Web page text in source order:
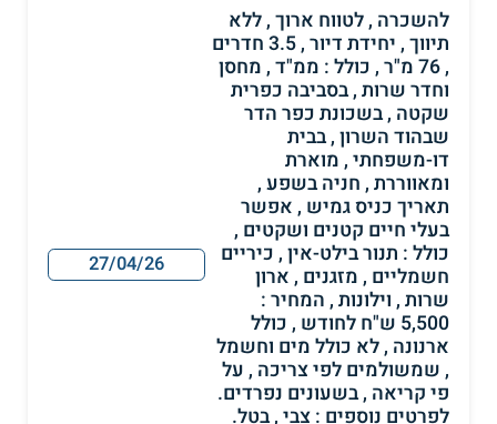
להשכרה , לטווח ארוך , ללא
תיווך , יחידת דיור , 3.5 חדרים
, 76 מ"ר , כולל : ממ"ד , מחסן
וחדר שרות , בסביבה כפרית
שקטה , בשכונת כפר הדר
שבהוד השרון , בבית
דו-משפחתי , מוארת
ומאווררת , חניה בשפע ,
תאריך כניס גמיש , אפשר
בעלי חיים קטנים ושקטים ,
כולל : תנור בילט-אין , כיריים
חשמליים , מזגנים , ארון
שרות , וילונות , המחיר :
5,500 ש"ח לחודש , כולל
ארנונה , לא כולל מים וחשמל
, שמשולמים לפי צריכה , על
פי קריאה , בשעונים נפרדים.
לפרטים נוספים : צבי , בטל.
27/04/26